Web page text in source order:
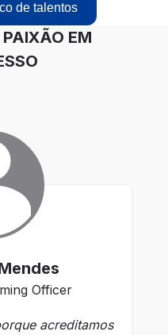
de talentos
EM
Officer
acreditamos